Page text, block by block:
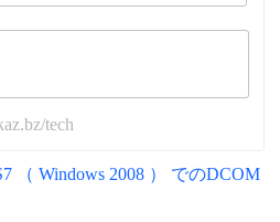
tech
（ Windows 2008 ） でのDCOM